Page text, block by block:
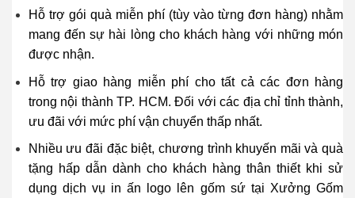
Hỗ trợ gói quà miễn phí (tùy vào từng đơn hàng) nhằm
mang đến sự hài lòng cho khách hàng với những món
được nhận.
Hỗ trợ giao hàng miễn phí cho tất cả các đơn hàng
trong nội thành TP. HCM. Đối với các địa chỉ tỉnh thành,
ưu đãi với mức phí vận chuyển thấp nhất.
Nhiều ưu đãi đặc biệt, chương trình khuyến mãi và quà
tặng hấp dẫn dành cho khách hàng thân thiết khi sử
dụng dịch vụ in ấn logo lên gốm sứ tại Xưởng Gốm